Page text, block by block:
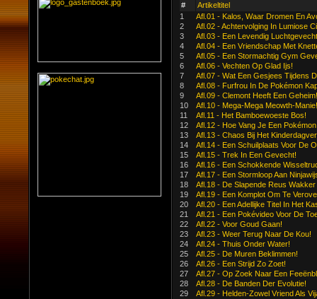
#
Artikeltitel
1
Afl.01 - Kalos, Waar Dromen En
2
Afl.02 - Achtervolging In Lumiose
3
Afl.03 - Een Levendig
4
Afl.04 - Een Vriendschap Met
5
Afl.05 - Een Stormachtig Gym
6
Afl.06 - Vechten Op Glad Ijs!
7
Afl.07 - Wat Een Gesjees Tijdens
8
Afl.08 - Furfrou In De Pokémon
9
Afl.09 - Clemont Heeft Een Geheim!
10
Afl.10 - Mega-Mega Meowth-Manie!
11
Afl.11 - Het Bamboewoeste Bos!
12
Afl.12 - Hoe Vang Je Een
13
Afl.13 - Chaos Bij Het
14
Afl.14 - Een Schuilplaats Voor De
15
Afl.15 - Trek In Een Gevecht!
16
Afl.16 - Een Schokkende
17
Afl.17 - Een Stormloop Aan
18
Afl.18 - De Slapende Reus
19
Afl.19 - Een Komplot Om Te
20
Afl.20 - Een Adellijke Titel In Het
21
Afl.21 - Een Pokévideo Voor De
22
Afl.22 - Voor Goud Gaan!
23
Afl.23 - Weer Terug Naar De Kou!
24
Afl.24 - Thuis Onder Water!
25
Afl.25 - De Muren Beklimmen!
26
Afl.26 - Een Strijd Zo Zoet!
27
Afl.27 - Op Zoek Naar Een
28
Afl.28 - De Banden Der Evolutie!
29
Afl.29 - Helden-Zowel Vriend Als